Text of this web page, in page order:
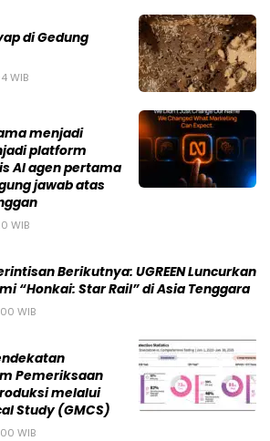
di Gedung
WIB
menjadi
platform
AI agen pertama
jawab atas
WIB
Berikutnya: UGREEN Luncurkan
“Honkai: Star Rail” di Asia Tenggara
WIB
Pemeriksaan
melalui
Study (GMCS)
WIB